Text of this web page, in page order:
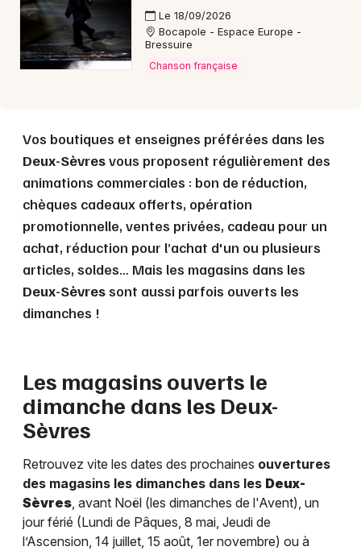
Le 18/09/2026
Bocapole - Espace Europe -
Bressuire
Chanson française
Vos boutiques et enseignes préférées dans les
Deux-Sèvresvous proposent régulièrement des
animations commerciales : bon de réduction,
chèques cadeaux offerts, opération
promotionnelle, ventes privées, cadeau pour un
achat, réduction pour l’achat d'un ou plusieurs
articles, soldes… Mais les magasins dans les
Deux-Sèvressont aussi parfois ouverts les
dimanches !
Les magasins ouverts le
dimanche dans les Deux-
Sèvres
Retrouvez vite les dates des prochaines ouvertures
des magasins les dimanches dans les Deux-
Sèvres, avant Noël (les dimanches de l'Avent), un
jour férié (Lundi de Pâques, 8 mai, Jeudi de
l’Ascension, 14 juillet, 15 août, 1er novembre) ou à